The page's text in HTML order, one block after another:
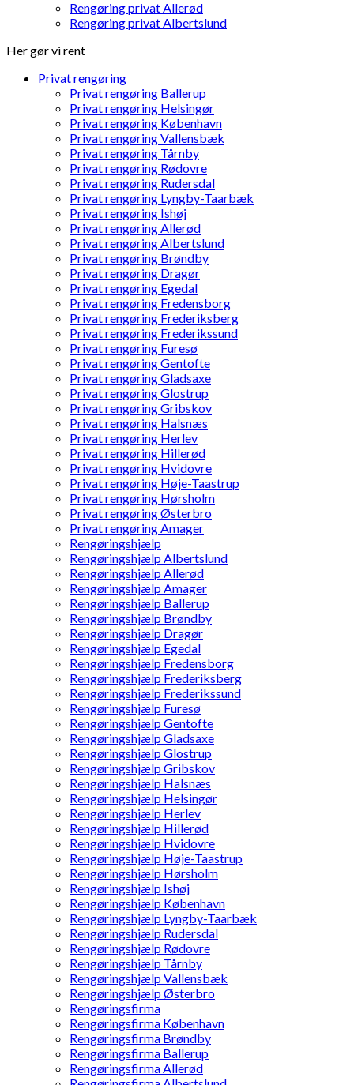
Rengøring privat Allerød
Rengøring privat Albertslund
Her gør vi rent
Privat rengøring
Privat rengøring Ballerup
Privat rengøring Helsingør
Privat rengøring København
Privat rengøring Vallensbæk
Privat rengøring Tårnby
Privat rengøring Rødovre
Privat rengøring Rudersdal
Privat rengøring Lyngby-Taarbæk
Privat rengøring Ishøj
Privat rengøring Allerød
Privat rengøring Albertslund
Privat rengøring Brøndby
Privat rengøring Dragør
Privat rengøring Egedal
Privat rengøring Fredensborg
Privat rengøring Frederiksberg
Privat rengøring Frederikssund
Privat rengøring Furesø
Privat rengøring Gentofte
Privat rengøring Gladsaxe
Privat rengøring Glostrup
Privat rengøring Gribskov
Privat rengøring Halsnæs
Privat rengøring Herlev
Privat rengøring Hillerød
Privat rengøring Hvidovre
Privat rengøring Høje-Taastrup
Privat rengøring Hørsholm
Privat rengøring Østerbro
Privat rengøring Amager
Rengøringshjælp
Rengøringshjælp Albertslund
Rengøringshjælp Allerød
Rengøringshjælp Amager
Rengøringshjælp Ballerup
Rengøringshjælp Brøndby
Rengøringshjælp Dragør
Rengøringshjælp Egedal
Rengøringshjælp Fredensborg
Rengøringshjælp Frederiksberg
Rengøringshjælp Frederikssund
Rengøringshjælp Furesø
Rengøringshjælp Gentofte
Rengøringshjælp Gladsaxe
Rengøringshjælp Glostrup
Rengøringshjælp Gribskov
Rengøringshjælp Halsnæs
Rengøringshjælp Helsingør
Rengøringshjælp Herlev
Rengøringshjælp Hillerød
Rengøringshjælp Hvidovre
Rengøringshjælp Høje-Taastrup
Rengøringshjælp Hørsholm
Rengøringshjælp Ishøj
Rengøringshjælp København
Rengøringshjælp Lyngby-Taarbæk
Rengøringshjælp Rudersdal
Rengøringshjælp Rødovre
Rengøringshjælp Tårnby
Rengøringshjælp Vallensbæk
Rengøringshjælp Østerbro
Rengøringsfirma
Rengøringsfirma København
Rengøringsfirma Brøndby
Rengøringsfirma Ballerup
Rengøringsfirma Allerød